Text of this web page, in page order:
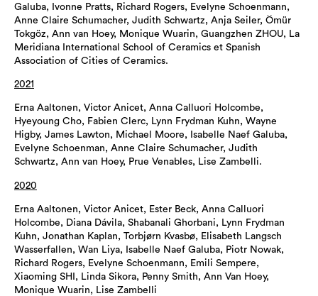
Galuba, Ivonne Pratts, Richard Rogers, Evelyne Schoenmann,
Anne Claire Schumacher, Judith Schwartz, Anja Seiler, Ömür
Tokgöz, Ann van Hoey, Monique Wuarin, Guangzhen ZHOU, La
Meridiana International School of Ceramics et Spanish
Association of Cities of Ceramics.
2021
Erna Aaltonen, Victor Anicet, Anna Calluori Holcombe,
Hyeyoung Cho, Fabien Clerc, Lynn Frydman Kuhn, Wayne
Higby, James Lawton, Michael Moore, Isabelle Naef Galuba,
Evelyne Schoenman, Anne Claire Schumacher, Judith
Schwartz, Ann van Hoey, Prue Venables, Lise Zambelli.
2020
Erna Aaltonen, Victor Anicet, Ester Beck, Anna Calluori
Holcombe, Diana Dávila, Shabanali Ghorbani, Lynn Frydman
Kuhn, Jonathan Kaplan, Torbjørn Kvasbø, Elisabeth Langsch
Wasserfallen, Wan Liya, Isabelle Naef Galuba, Piotr Nowak,
Richard Rogers, Evelyne Schoenmann, Emili Sempere,
Xiaoming SHI, Linda Sikora, Penny Smith, Ann Van Hoey,
Monique Wuarin, Lise Zambelli